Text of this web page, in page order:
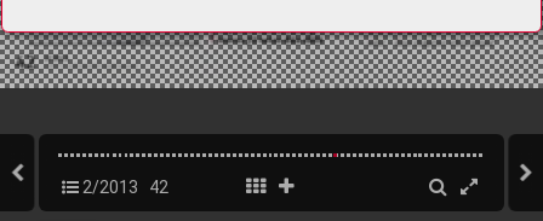
2/2013 42